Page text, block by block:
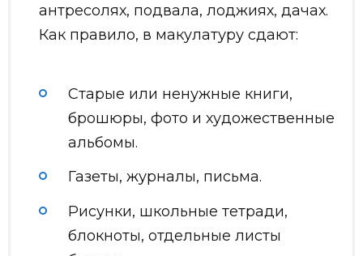
антресолях, подвала, лоджиях, дачах.
Как правило, в макулатуру сдают:
Старые или ненужные книги,
брошюры, фото и художественные
альбомы.
Газеты, журналы, письма.
Рисунки, школьные тетради,
блокноты, отдельные листы